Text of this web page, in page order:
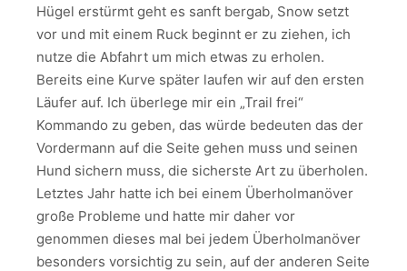
Hügel erstürmt geht es sanft bergab, Snow setzt
vor und mit einem Ruck beginnt er zu ziehen, ich
nutze die Abfahrt um mich etwas zu erholen.
Bereits eine Kurve später laufen wir auf den ersten
Läufer auf. Ich überlege mir ein „Trail frei“
Kommando zu geben, das würde bedeuten das der
Vordermann auf die Seite gehen muss und seinen
Hund sichern muss, die sicherste Art zu überholen.
Letztes Jahr hatte ich bei einem Überholmanöver
große Probleme und hatte mir daher vor
genommen dieses mal bei jedem Überholmanöver
besonders vorsichtig zu sein, auf der anderen Seite